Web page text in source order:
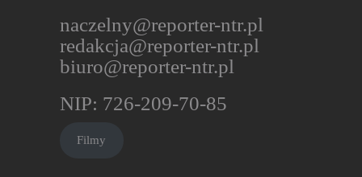
naczelny@reporter-ntr.pl
redakcja@reporter-ntr.pl
biuro@reporter-ntr.pl
NIP: 726-209-70-85
Filmy